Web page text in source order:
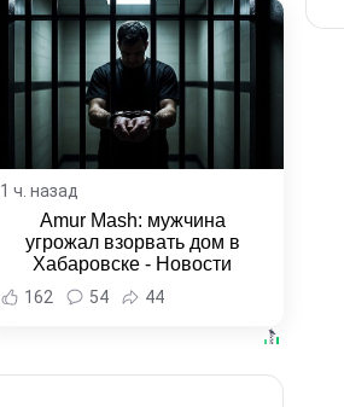
1 ч. назад
Amur Mash: мужчина
угрожал взорвать дом в
Хабаровске - Новости
Хабаровска и Хабаровского
края
162 54 44